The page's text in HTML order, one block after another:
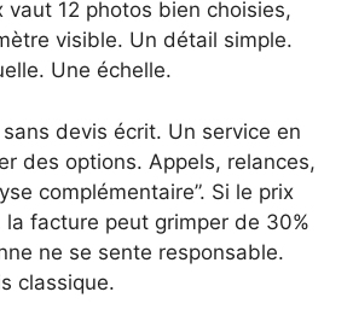
vaut 12 photos bien choisies,
visible. Un détail simple.
Une échelle.
devis écrit. Un service en
des options. Appels, relances,
complémentaire”. Si le prix
la facture peut grimper de 30%
ne se sente responsable.
classique.